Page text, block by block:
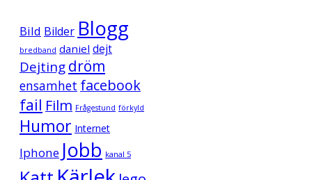
Bild Bilder Blogg
bredband daniel dejt
Dejtingdröm
ensamhet facebook
fail Film Frågestund förkyld
Humor Internet
Iphone Jobb kanal 5